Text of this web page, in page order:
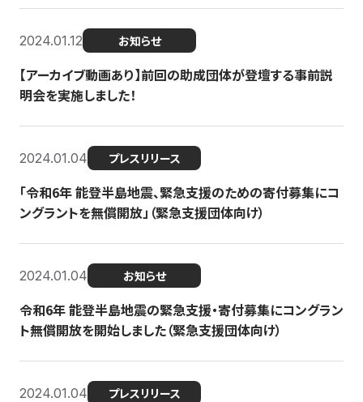
2024.01.12 お知らせ
【アーカイブ動画あり】前回の助成団体が登壇する事前説
明会を実施しました！
2024.01.04 プレスリリース
「令和6年 能登半島地震、緊急支援のための寄付募集にコ
ングラントを無償開放」（緊急支援団体向け）
2024.01.04 お知らせ
令和6年 能登半島地震の緊急支援・寄付募集にコングラン
ト無償開放を開始しました（緊急支援団体向け）
2024.01.04 プレスリリース